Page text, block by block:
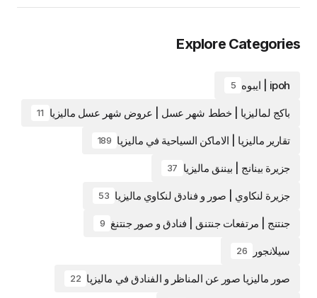
Explore Categories
ipoh | ايبوه 5
باكج لماليزيا | خطط شهر عسل | عروض شهر عسل ماليزيا 11
تقارير ماليزيا | الاماكن السياحية في ماليزيا 189
جزيرة بينانج | بيننق ماليزيا 37
جزيرة لنكاوي | صور و فنادق لنكاوي ماليزيا 53
جنتنج | مرتفعات جنتنق | فنادق و صور جنتنغ 9
سيلانجور 26
صور ماليزيا صور عن المناظر و الفنادق في ماليزيا 22